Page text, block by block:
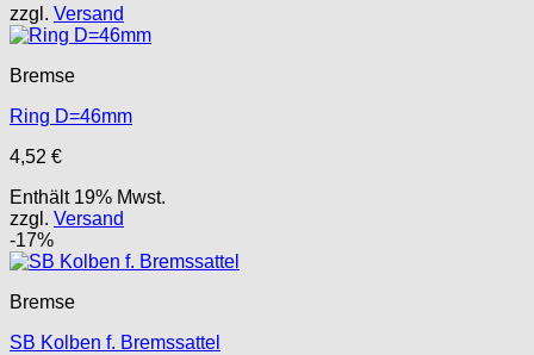
zzgl. Versand
Bremse
Ring D=46mm
4,52 €
Enthält 19% Mwst.
zzgl. Versand
-17%
Bremse
SB Kolben f. Bremssattel